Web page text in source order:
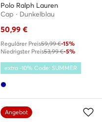
Polo Ralph Lauren
Cap · Dunkelblau
50,99 €
Regulärer Preis59,99 €-15%
Niedrigster Preis53,99 €-5%
extra -10% Code: SUMMER
Angebot